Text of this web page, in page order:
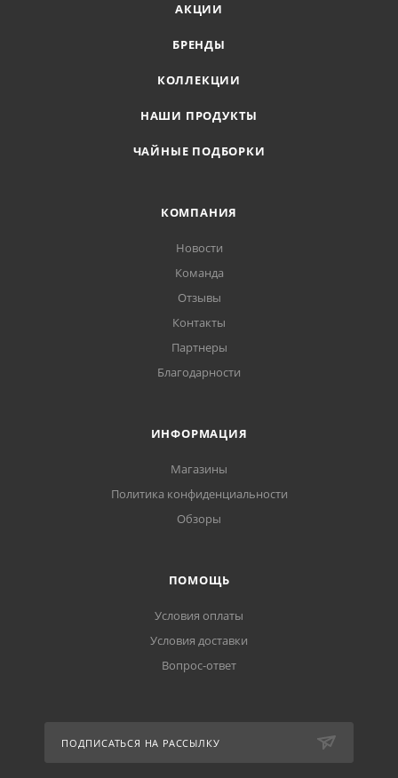
АКЦИИ
БРЕНДЫ
КОЛЛЕКЦИИ
НАШИ ПРОДУКТЫ
ЧАЙНЫЕ ПОДБОРКИ
КОМПАНИЯ
Новости
Команда
Отзывы
Контакты
Партнеры
Благодарности
ИНФОРМАЦИЯ
Магазины
Политика конфиденциальности
Обзоры
ПОМОЩЬ
Условия оплаты
Условия доставки
Вопрос-ответ
ПОДПИСАТЬСЯ НА РАССЫЛКУ